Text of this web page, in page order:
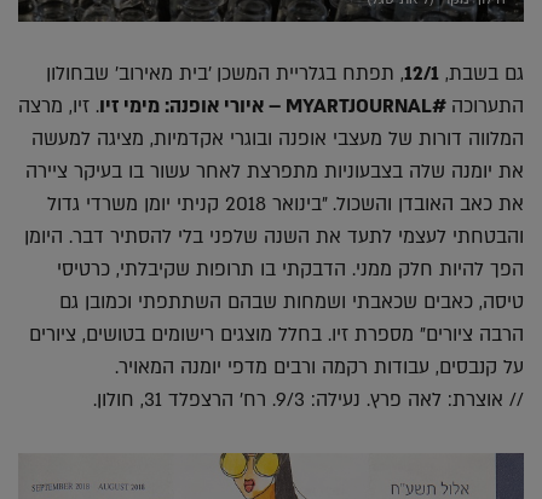
גם בשבת, 12/1, תפתח בגלריית המשכן 'בית מאירוב' שבחולון
התערוכה #MYARTJOURNAL – איורי אופנה: מימי זיו
. זיו, מרצה
המלווה דורות של מעצבי אופנה ובוגרי אקדמיות, מציגה למעשה
את יומנה שלה בצבעוניות מתפרצת לאחר עשור בו בעיקר ציירה
את כאב האובדן והשכול. "בינואר 2018 קניתי יומן משרדי גדול
והבטחתי לעצמי לתעד את השנה שלפני בלי להסתיר דבר. היומן
הפך להיות חלק ממני. הדבקתי בו תרופות שקיבלתי, כרטיסי
טיסה, כאבים שכאבתי ושמחות שבהם השתתפתי וכמובן גם
הרבה ציורים" מספרת זיו. בחלל מוצגים רישומים בטושים, ציורים
על קנבסים, עבודות רקמה ורבים מדפי יומנה המאויר.
// אוצרת: לאה פרץ. נעילה: 9/3. רח' הרצפלד 31, חולון.